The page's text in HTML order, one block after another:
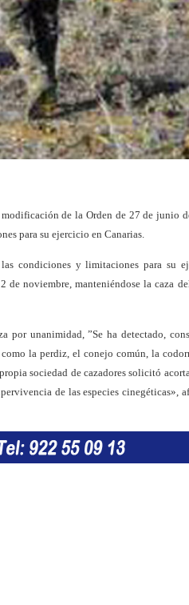
de la Orden de 27 de junio
para su ejercicio en Canarias.
condiciones y limitaciones para su
de noviembre, manteniéndose la caza
unanimidad, ”Se ha detectado,
la perdiz, el conejo común, la
sociedad de cazadores solicitó
de las especies cinegéticas»,